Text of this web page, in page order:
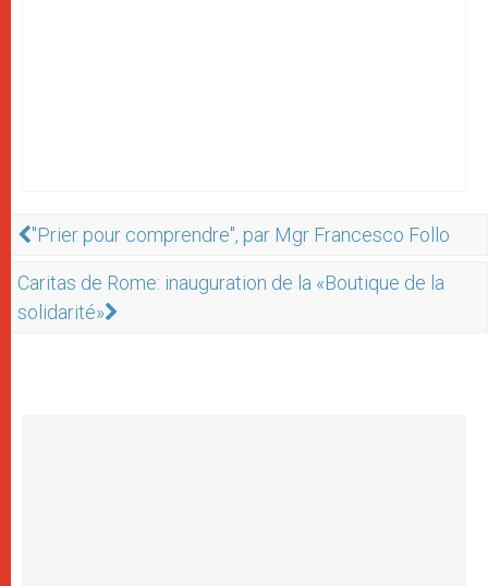
"Prier pour comprendre", par Mgr Francesco Follo
Caritas de Rome: inauguration de la «Boutique de la
solidarité»